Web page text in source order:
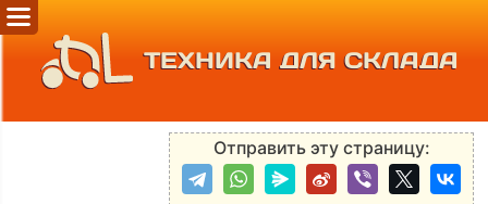
ТЕХНИКА ДЛЯ СКЛАДА
Отправить эту страницу: